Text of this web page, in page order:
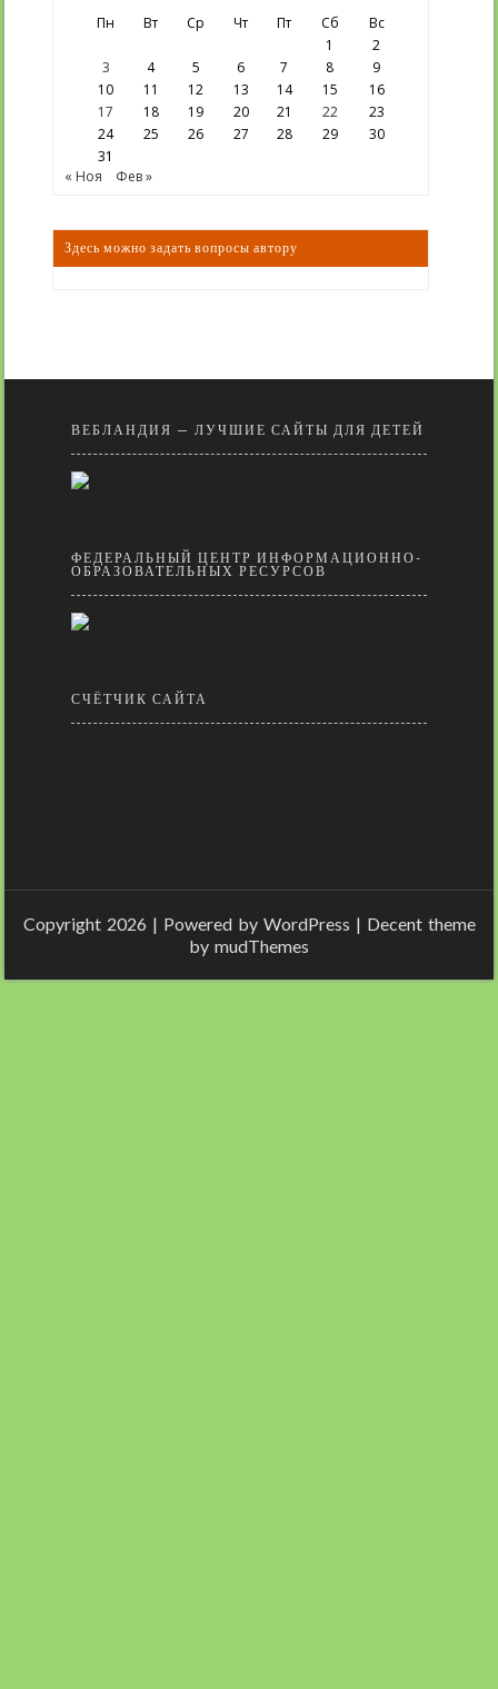
Пн Вт Ср Чт Пт Сб
Вс
1
2
3
4 5 6 7 8
9
10
11 12 13 14 15
16
17
18 19 20 21 22
23
24
25 26 27 28 29
30
31
« Ноя
Фев »
Здесь можно задать вопросы автору
ВЕБЛАНДИЯ — ЛУЧШИЕ САЙТЫ ДЛЯ ДЕТЕЙ
ФЕДЕРАЛЬНЫЙ ЦЕНТР ИНФОРМАЦИОННО-
ОБРАЗОВАТЕЛЬНЫХ РЕСУРСОВ
СЧЁТЧИК САЙТА
Copyright 2026 | Powered by WordPress | Decent theme
by mudThemes